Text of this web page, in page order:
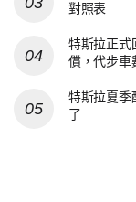
對照表
特斯拉正式
償，代步車
特斯拉夏季
了